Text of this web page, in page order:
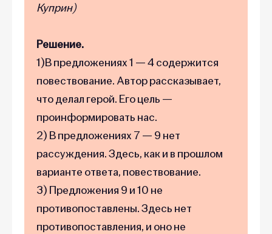
Куприн)
Решение.
1)В предложениях 1 — 4 содержится
повествование. Автор рассказывает,
что делал герой. Его цель —
проинформировать нас.
2) В предложениях 7 — 9 нет
рассуждения. Здесь, как и в прошлом
варианте ответа, повествование.
3) Предложения 9 и 10 не
противопоставлены. Здесь нет
противопоставления, и оно не